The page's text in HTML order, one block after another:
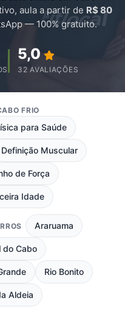
aula a partir de R$ 80
— 100% gratuito.
5,0
32 AVALIAÇÕES
FRIO
para Saúde
Definição Muscular
de Força
Idade
Araruama
do Cabo
Rio Bonito
Aldeia